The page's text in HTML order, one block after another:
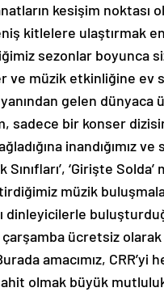
kesişim noktası
kitlelere ulaştırmak
sezonlar boyunca
ve müzik etkinliğine ev
gelen dünyaca
sadece bir konser
inandığımız ve
‘Girişte
müzik
ücretsiz
amacımız, CRR’yi
olmak büyük